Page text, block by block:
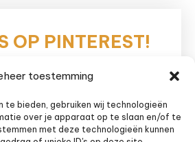
toestemming
te bieden, gebruiken wij technologieën
over je apparaat op te slaan en/of te
met deze technologieën kunnen
OP PINTEREST!